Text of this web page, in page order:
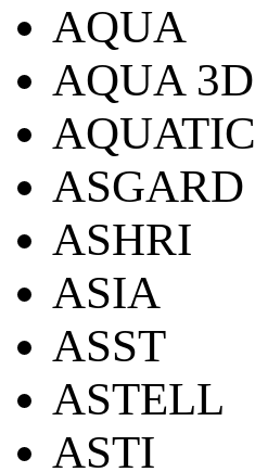
AQUA
AQUA 3D
AQUATIC
ASGARD
ASHRI
ASIA
ASST
ASTELL
ASTI